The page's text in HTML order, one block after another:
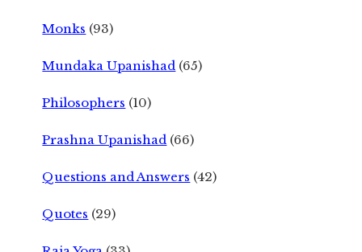
Monks (93)
Mundaka Upanishad (65)
Philosophers (10)
Prashna Upanishad (66)
Questions and Answers (42)
Quotes (29)